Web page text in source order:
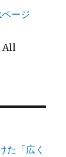
ージ
All
た「広く